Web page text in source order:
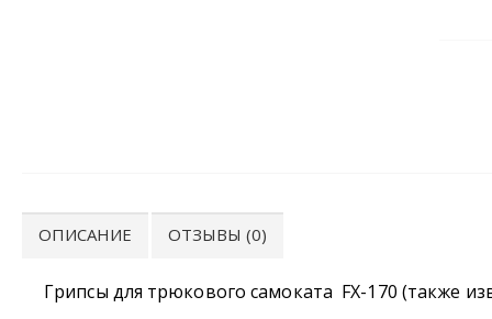
ОПИСАНИЕ ОТЗЫВЫ (0)
Грипсы для трюкового самоката FX-170 (также